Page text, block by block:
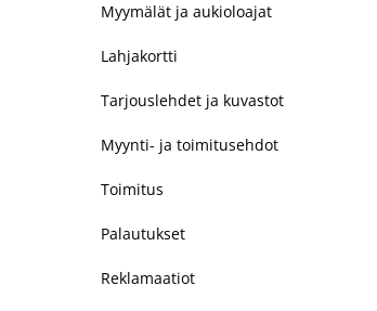
Myymälät ja aukioloajat
Lahjakortti
Tarjouslehdet ja kuvastot
Myynti- ja toimitusehdot
Toimitus
Palautukset
Reklamaatiot